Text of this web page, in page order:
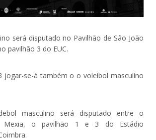
será disputado no Pavilhão de Sâo João
pavilhão 3 do EUC.
jogar-se-á também o o voleibol masculino
masculino será disputado entre o
Mexia, o pavilhão 1 e 3 do Estádio